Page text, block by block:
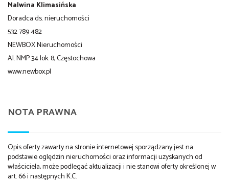
Malwina Klimasińska
Doradca ds. nieruchomości
532 789 482
NEWBOX Nieruchomości
Al. NMP 34 lok. 8, Częstochowa
www.newbox.pl
NOTA PRAWNA
Opis oferty zawarty na stronie internetowej sporządzany jest na
podstawie oględzin nieruchomości oraz informacji uzyskanych od
właściciela, może podlegać aktualizacji i nie stanowi oferty określonej w
art. 66 i następnych K.C.